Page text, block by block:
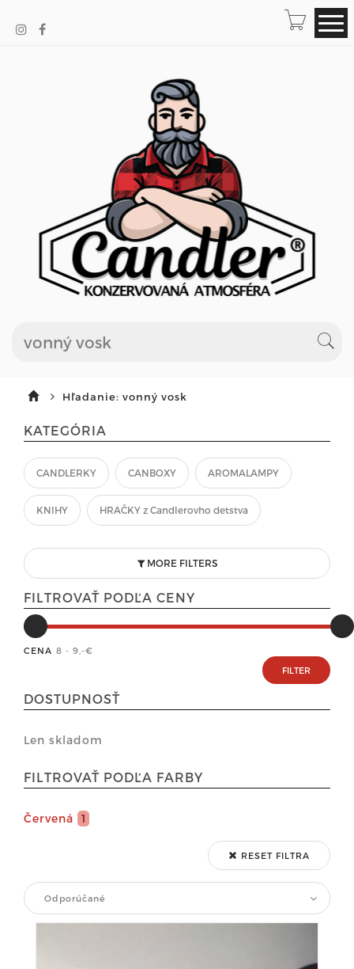
Hľadanie: vonný vosk
KATEGÓRIA
CANDLERKY CANBOXY AROMALAMPY
KNIHY HRAČKY z Candlerovho detstva
MORE FILTERS
FILTROVAŤ PODĽA CENY
CENA 8 - 9 ,-€
DOSTUPNOSŤ
Len skladom
FILTROVAŤ PODĽA FARBY
Červená 1
RESET FILTRA
Odporúčané